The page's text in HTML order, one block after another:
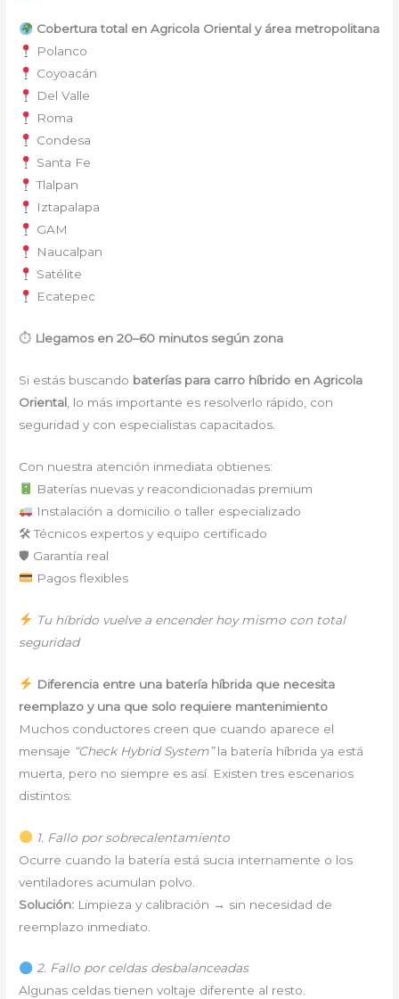
Cobertura total en Agricola Oriental y área metropolitana
Polanco
Coyoacán
Del Valle
Roma
Condesa
Santa Fe
Tlalpan
Iztapalapa
GAM
Naucalpan
Satélite
Ecatepec
⏱ Llegamos en 20–60 minutos según zona
Si estás buscando baterías para carro híbrido en Agricola
Oriental , lo más importante es resolverlo rápido, con
seguridad y con especialistas capacitados.
Con nuestra atención inmediata obtienes:
Baterías nuevas y reacondicionadas premium
Instalación a domicilio o taller especializado
🛠 Técnicos expertos y equipo certificado
🛡 Garantía real
Pagos flexibles
Tu híbrido vuelve a encender hoy mismo con total
seguridad
Diferencia entre una batería híbrida que necesita
reemplazo y una que solo requiere mantenimiento
Muchos conductores creen que cuando aparece el
mensaje “Check Hybrid System”la batería híbrida ya está
muerta, pero no siempre es así. Existen tres escenarios
distintos:
1. Fallo por sobrecalentamiento
Ocurre cuando la batería está sucia internamente o los
ventiladores acumulan polvo.
Solución: Limpieza y calibración → sin necesidad de
reemplazo inmediato.
2. Fallo por celdas desbalanceadas
Algunas celdas tienen voltaje diferente al resto.